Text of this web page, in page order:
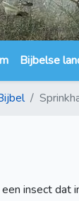
Bijbelse
een insect